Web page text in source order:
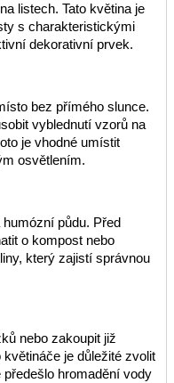
listech. Tato květina je
s charakteristickými
dekorativní prvek.
bez přímého slunce.
vyblednutí vzorů na
je vhodné umístit
osvětlením.
půdu. Před
o kompost nebo
který zajistí správnou
nebo zakoupit již
je důležité zvolit
hromadění vody